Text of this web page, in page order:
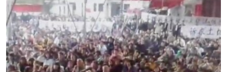
導
航
跳
轉
新聞自由
揭謊頻道
美國
中國